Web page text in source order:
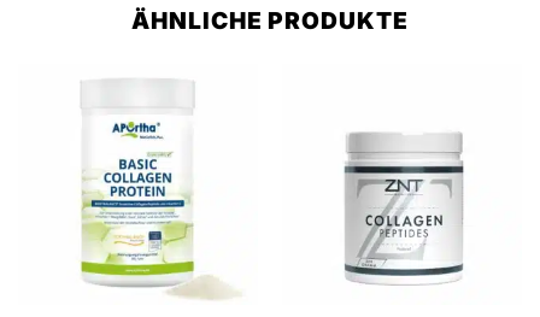
ÄHNLICHE PRODUKTE